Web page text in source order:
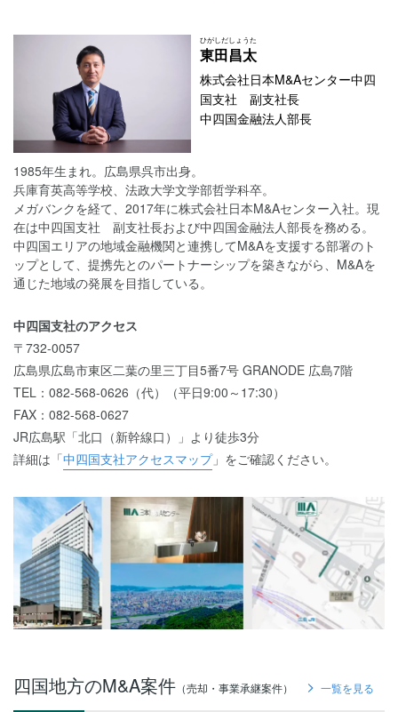
東田
ひがしだ
昌太
しょうた
株式会社日本M&Aセンター中四
国支社 副支社長
中四国金融法人部長
1985年生まれ。広島県呉市出身。
兵庫育英高等学校、法政大学文学部哲学科卒。
メガバンクを経て、2017年に株式会社日本M&Aセンター入社。現
在は中四国支社 副支社長および中四国金融法人部長を務める。
中四国エリアの地域金融機関と連携してM&Aを支援する部署のト
ップとして、提携先とのパートナーシップを築きながら、M&Aを
通じた地域の発展を目指している。
中四国支社のアクセス
〒732-0057
広島県広島市東区二葉の里三丁目5番7号 GRANODE 広島7階
TEL：082-568-0626（代）（平日9:00～17:30）
FAX：082-568-0627
JR広島駅「北口（新幹線口）」より徒歩3分
詳細は「中四国支社アクセスマップ」をご確認ください。
四国地方のM&A案件 （売却・事業承継案件） 一覧を見る